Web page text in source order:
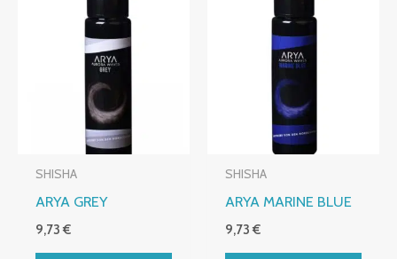
SHISHA
ARYA GREY
9,73€
SHISHA
ARYA MARINE BLUE
9,73€